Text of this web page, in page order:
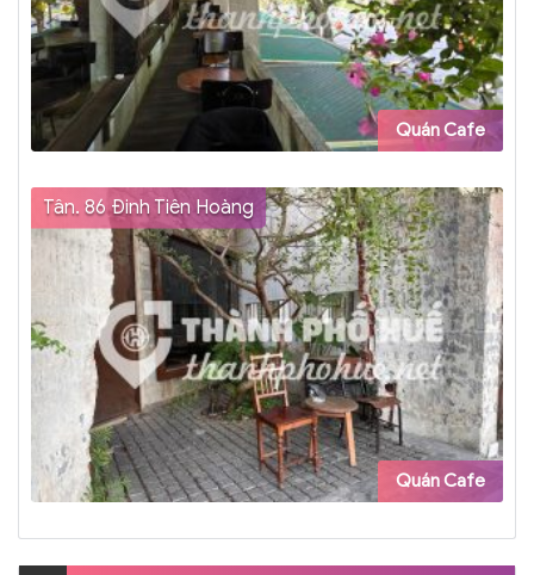
Quán Cafe
Tân. 86 Đinh Tiên Hoàng
Quán Cafe